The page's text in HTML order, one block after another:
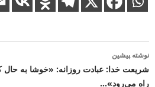
ناوبری
نوشته
نوشته پیشین
شریعت خدا: عبادت روزانه: «خوشا به
راه می‌رود»…